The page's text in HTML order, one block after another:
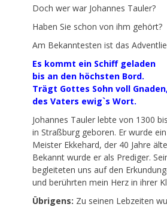
Doch wer war Johannes Tauler?
Haben Sie schon von ihm gehört?
Am Bekanntesten ist das
Es kommt ein Schiff geladen
bis an den höchsten Bord.
Trägt Gottes Sohn voll Gnaden,
des Vaters ewig`s Wort.
Johannes Tauler lebte von 1300
in Straßburg geboren. Er wurde
Meister Ekkehard, der 40 Jahre
Bekannt wurde er als Prediger.
begleiteten uns auf den
und berührten mein Herz in ihrer
Übrigens: Zu seinen Lebzeiten